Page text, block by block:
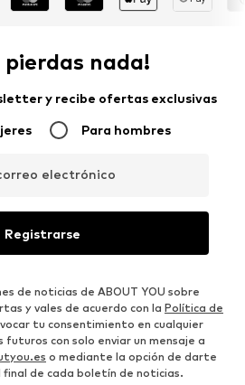
pierdas nada!
y recibe ofertas exclusivas
Para hombres
electrónico
Registrarse
de noticias de ABOUT YOU sobre
y vales de acuerdo con la Política de
tu consentimiento en cualquier
con solo enviar un mensaje a
o mediante la opción de darte
de cada boletín de noticias.